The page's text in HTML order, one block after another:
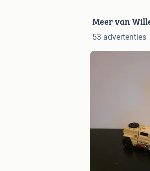
Meer van
53 advertenties